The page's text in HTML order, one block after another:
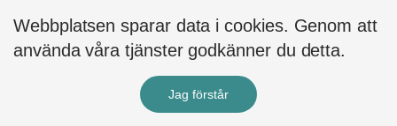
Webbplatsen sparar data i cookies. Genom att
använda våra tjänster godkänner du detta.
Jag förstår